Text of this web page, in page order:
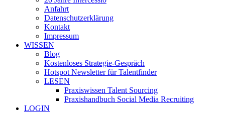
Anfahrt
Datenschutzerklärung
Kontakt
Impressum
WISSEN
Blog
Kostenloses Strategie-Gespräch
Hotspot Newsletter für Talentfinder
LESEN
Praxiswissen Talent Sourcing
Praxishandbuch Social Media Recruiting
LOGIN